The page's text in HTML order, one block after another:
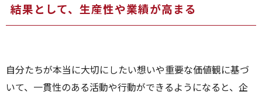
結果として、生産性や業績が高まる
自分たちが本当に大切にしたい想いや重要な価値観に基づ
いて、一貫性のある活動や行動ができるようになると、企